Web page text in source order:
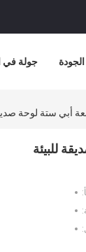
جولة في